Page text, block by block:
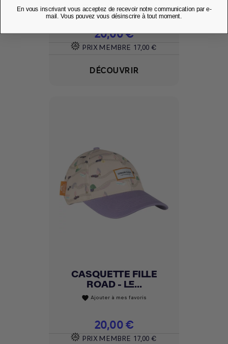
favoriteAjouter à mes favoris
Prix
20,00 €
PRIX MEMBRE 17,00 €
DÉCOUVRIR
CASQUETTE FILLE
ROAD - LE...
favorite Ajouter à mes favoris
Prix
20,00 €
PRIX MEMBRE 17,00 €
En vous inscrivant vous acceptez de recevoir notre communication par e-
mail. Vous pouvez vous désinscrire à tout moment.